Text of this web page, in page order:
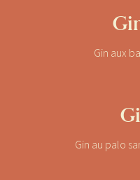
Gin aux
Gin au palo